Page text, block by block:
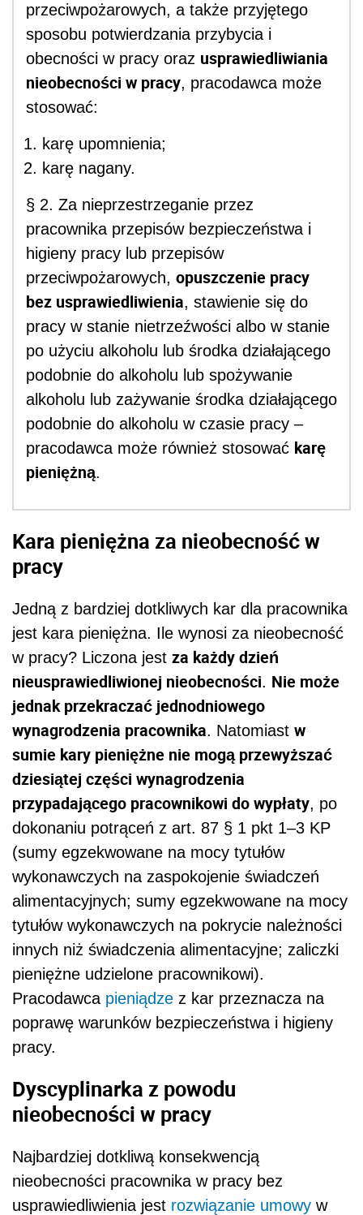
przeciwpożarowych, a także przyjętego
sposobu potwierdzania przybycia i
obecności w pracy oraz usprawiedliwiania
nieobecności w pracy, pracodawca może
stosować:
karę upomnienia;
karę nagany.
§ 2. Za nieprzestrzeganie przez
pracownika przepisów bezpieczeństwa i
higieny pracy lub przepisów
przeciwpożarowych, opuszczenie pracy
bez usprawiedliwienia, stawienie się do
pracy w stanie nietrzeźwości albo w stanie
po użyciu alkoholu lub środka działającego
podobnie do alkoholu lub spożywanie
alkoholu lub zażywanie środka działającego
podobnie do alkoholu w czasie pracy –
pracodawca może również stosować karę
pieniężną.
Kara pieniężna za nieobecność w
pracy
Jedną z bardziej dotkliwych kar dla pracownika
jest kara pieniężna. Ile wynosi za nieobecność
w pracy? Liczona jest za każdy dzień
nieusprawiedliwionej nieobecności. Nie może
jednak przekraczać jednodniowego
wynagrodzenia pracownika. Natomiast w
sumie kary pieniężne nie mogą przewyższać
dziesiątej części wynagrodzenia
przypadającego pracownikowi do wypłaty, po
dokonaniu potrąceń z art. 87 § 1 pkt 1–3 KP
(sumy egzekwowane na mocy tytułów
wykonawczych na zaspokojenie świadczeń
alimentacyjnych; sumy egzekwowane na mocy
tytułów wykonawczych na pokrycie należności
innych niż świadczenia alimentacyjne; zaliczki
pieniężne udzielone pracownikowi).
Pracodawca pieniądze z kar przeznacza na
poprawę warunków bezpieczeństwa i higieny
pracy.
Dyscyplinarka z powodu
nieobecności w pracy
Najbardziej dotkliwą konsekwencją
nieobecności pracownika w pracy bez
usprawiedliwienia jest rozwiązanie umowy w